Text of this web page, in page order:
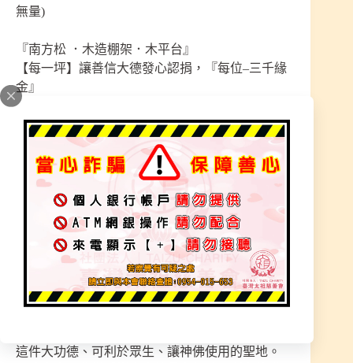
無量)
『南方松 ．木造棚架．木平台』
【每一坪】讓善信大德發心認捐，『每位–三千緣
金』
道場讓信眾舒適使用空間，行功立德，助道興道，
廣植福田
可登記父母親名，祈身康體泰
可登記小孩子名，祈智慧通竅
可登記公司行號，祈財源廣進
可登記往生者名，祈冥福極樂
行功立德，助道興道。
廣植福田，永傳於世永受道祖恩光庇護~
建造『元始天王 道場』，為了道祖師尊與信眾可
這件大功德、可利於眾生、讓神佛使用的聖地。